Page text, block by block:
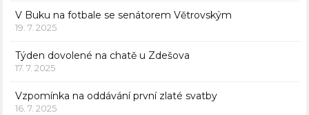
V Buku na fotbale se senátorem Větrovským
19. 7. 2025
Týden dovolené na chatě u Zdešova
17. 7. 2025
Vzpomínka na oddávání první zlaté svatby
16. 7. 2025